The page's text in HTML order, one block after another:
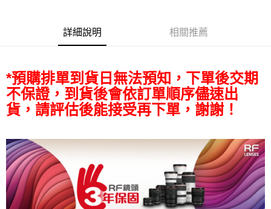
１．簡單：不需註冊會員、不需綁卡、不需儲值。
２．便利：只要手機號碼，簡訊認證，即可結帳。
３．安心：先確認商品／服務後，再付款。
【「AFTEE先享後付」結帳流程】
結帳頁面，進行簡訊認證並確認金額後，即可完成結帳。
２．訂單成立數日內，您將收到繳費通知簡訊。
３．收到繳費通知簡訊後14天內，點擊此簡訊中的連結，可透過四大超商／
ATM／網路銀行／等多元方式進行付款，方視為交易完成。
※ 請注意：結帳手續完成當下不需立刻繳費，但若您需要取消訂單，請聯絡
購買商品的店家。未經商家同意取消之訂單仍視為有效，需透過AFTEE先享
後付繳納相關費用。
運送方式
全家取貨付款
每筆NT$60，滿NT$399(含以上)免運費
萊爾富取貨付款
每筆NT$60，滿NT$399(含以上)免運費
7-11取貨付款
每筆NT$60，滿NT$399(含以上)免運費
詳細說明 相關推薦
*預購排單到貨日無法預知，下單後交期
不保證，到貨後會依訂單順序儘速出
貨，請評估後能接受再下單，謝謝！